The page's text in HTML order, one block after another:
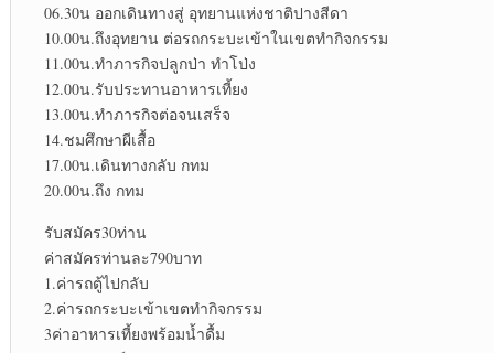
06.30น ออกเดินทางสู่ อุทยานแห่งชาติปางสีดา
10.00น.ถึงอุทยาน ต่อรถกระบะเข้าในเขตทำกิจกรรม
11.00น.ทำภารกิจปลูกป่า ทำโป่ง
12.00น.รับประทานอาหารเที้ยง
13.00น.ทำภารกิจต่อจนเสร็จ
14.ชมศึกษาผีเสื้อ
17.00น.เดินทางกลับ กทม
20.00น.ถึง กทม
รับสมัคร30ท่าน
ค่าสมัครท่านละ790บาท
1.ค่ารถตู้ไปกลับ
2.ค่ารถกระบะเข้าเขตทำกิจกรรม
3ค่าอาหารเที้ยงพร้อมน้ำดื้ม